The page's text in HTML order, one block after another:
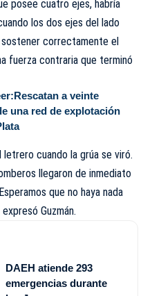
posee cuatro ejes, habría
los dos ejes del lado
correctamente el
fuerza contraria que terminó
Rescatan a veinte
una red de explotación
letrero cuando la grúa se viró.
llegaron de inmediato
que no haya nada
Guzmán.
DAEH atiende 293
emergencias durante